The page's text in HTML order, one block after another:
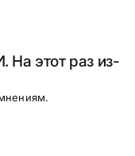
этот раз из-